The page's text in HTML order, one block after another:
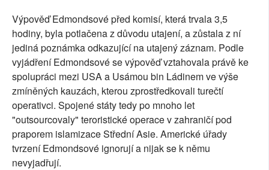
Výpověď Edmondsové před komisí, která trvala 3,5
hodiny, byla potlačena z důvodu utajení, a zůstala z ní
jediná poznámka odkazující na utajený záznam. Podle
vyjádření Edmondsové se výpověď vztahovala právě ke
spolupráci mezi USA a Usámou bin Ládinem ve výše
zmíněných kauzách, kterou zprostředkovali turečtí
operativci. Spojené státy tedy po mnoho let
"outsourcovaly" teroristické operace v zahraničí pod
praporem islamizace Střední Asie. Americké úřady
tvrzení Edmondsové ignorují a nijak se k němu
nevyjadřují.